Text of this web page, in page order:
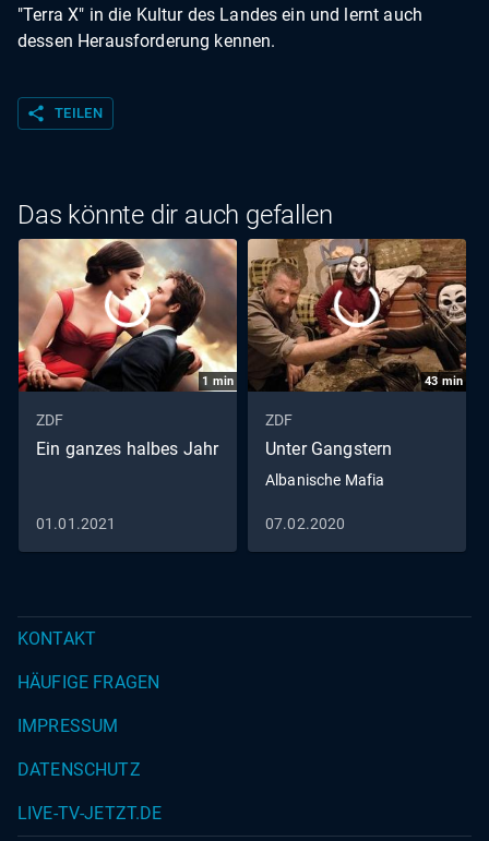
"Terra X" in die Kultur des Landes ein und lernt auch
dessen Herausforderung kennen.
share TEILEN
Das könnte dir auch gefallen
1 min
ZDF
Ein ganzes halbes Jahr
01.01.2021
43 min
ZDF
Unter Gangstern
Albanische Mafia
07.02.2020
KONTAKT
HÄUFIGE FRAGEN
IMPRESSUM
DATENSCHUTZ
LIVE-TV-JETZT.DE